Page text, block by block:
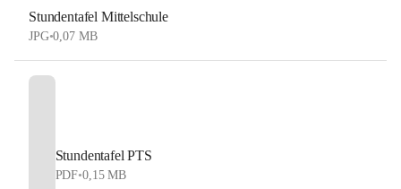
Stundentafel Mittelschule
JPG•0,07 MB
Stundentafel PTS
PDF•0,15 MB